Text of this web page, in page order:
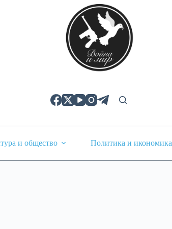
и общество Политика и икономика